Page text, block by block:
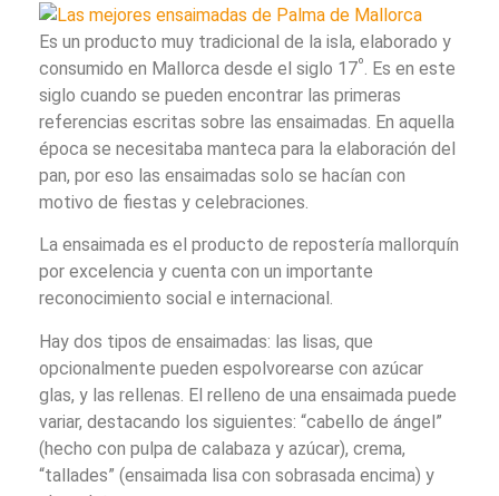
Es un producto muy tradicional de la isla, elaborado y
consumido en Mallorca desde el siglo 17º
. Es en este
siglo cuando se pueden encontrar las primeras
referencias escritas sobre las ensaimadas. En aquella
época se necesitaba manteca para la elaboración del
pan, por eso las ensaimadas solo se hacían con
motivo de fiestas y celebraciones.
La ensaimada es el producto de repostería mallorquín
por excelencia y cuenta con un importante
reconocimiento social e internacional.
Hay dos tipos de ensaimadas: las lisas, que
opcionalmente pueden espolvorearse con azúcar
glas, y las rellenas. El relleno de una ensaimada puede
variar, destacando los siguientes: “cabello de ángel”
(hecho con pulpa de calabaza y azúcar), crema,
“tallades” (ensaimada lisa con sobrasada encima) y